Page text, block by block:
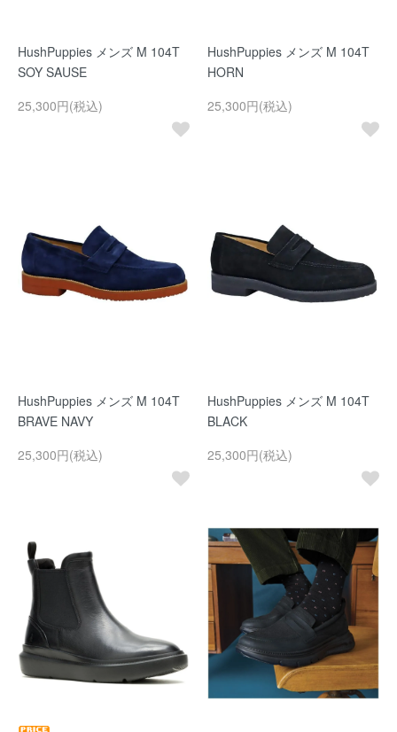
HushPuppies メンズ M 104T
SOY SAUSE
25,300円(税込)
HushPuppies メンズ M 104T
HORN
25,300円(税込)
HushPuppies メンズ M 104T
BRAVE NAVY
25,300円(税込)
HushPuppies メンズ M 104T
BLACK
25,300円(税込)